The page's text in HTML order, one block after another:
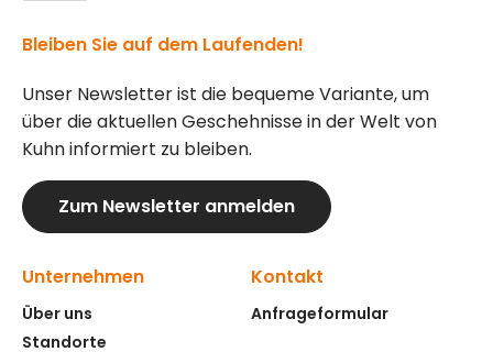
Bleiben Sie auf dem Laufenden!
Unser Newsletter ist die bequeme Variante, um
über die aktuellen Geschehnisse in der Welt von
Kuhn informiert zu bleiben.
Zum Newsletter anmelden
Unternehmen
Über uns
Standorte
Kontakt
Anfrageformular